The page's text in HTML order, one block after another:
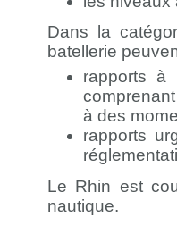
Dans la
batellerie
rapports à
à des
rapports
Le Rhin est
nautique.